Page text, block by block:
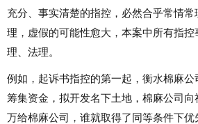
充分、事实清楚的指控，必然合乎常情常
理，虚假的可能性愈大，本案中所有指控
理、法理。
例如，起诉书指控的第一起，衡水棉麻
筹集资金，拟开发名下土地，棉麻公司
万给棉麻公司，谁就取得了同等条件下